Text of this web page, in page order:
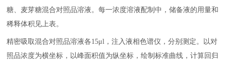
糖、麦芽糖混合对照品溶液。每一浓度溶液配制中，储备液的用量和
稀释体积见上表。
精密吸取混合对照品溶液各15μl ，注入液相色谱仪，分别测定。以对
照品浓度为横坐标，以峰面积值为纵坐标，绘制标准曲线，计算回归